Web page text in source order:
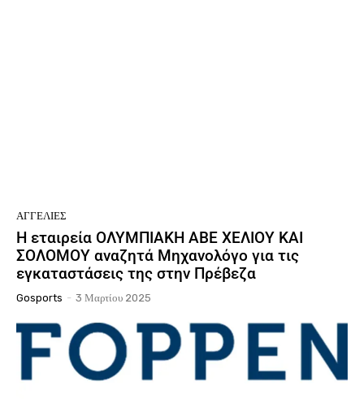
ΑΓΓΕΛΊΕΣ
Η εταιρεία ΟΛΥΜΠΙΑΚΗ ΑΒΕ ΧΕΛΙΟΥ ΚΑΙ
ΣΟΛΟΜΟΥ αναζητά Μηχανολόγο για τις
εγκαταστάσεις της στην Πρέβεζα
Gosports - 3 Μαρτίου 2025